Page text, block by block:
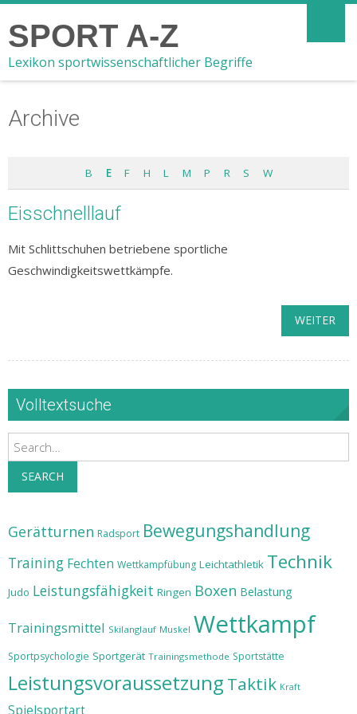
SPORT A-Z
Lexikon sportwissenschaftlicher Begriffe
Archive
B E F H L M P R S W
Eisschnelllauf
Mit Schlittschuhen betriebene sportliche
Geschwindigkeitswettkämpfe.
WEITER
Volltextsuche
Search
SEARCH
Gerätturnen Radsport Bewegungshandlung
Training Fechten Wettkampfübung Leichtathletik Technik
Judo Leistungsfähigkeit Ringen Boxen Belastung
Trainingsmittel Skilanglauf Muskel Wettkampf
Sportpsychologie Sportgerät Trainingsmethode Sportstätte
Leistungsvoraussetzung Taktik Kraft
Spielsportart